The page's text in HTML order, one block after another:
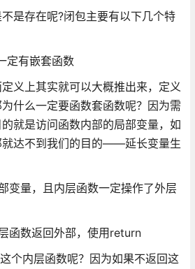
是存在呢?闭包主要有以下几个特
定有嵌套函数
义上其实就可以大概推出来，定义
什么一定要函数套函数呢？因为需
就是访问函数内部的局部变量，如
就达不到我们的目的——延长变量生
变量，且内层函数一定操作了外层
函数返回外部，使用return
个内层函数呢？因为如果不返回这